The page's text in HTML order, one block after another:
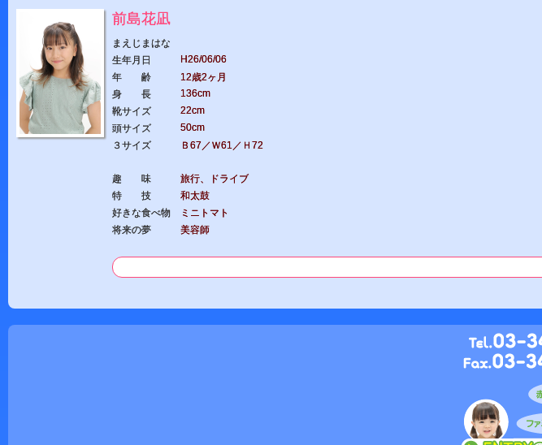
前島花凪
まえじまはな
生年月日
H26/06/06
年 齢
12歳2ヶ月
身 長
136cm
靴サイズ
22cm
頭サイズ
50cm
３サイズ
Ｂ67／Ｗ61／Ｈ72
趣 味
旅行、ドライブ
特 技
和太鼓
好きな食べ物
ミニトマト
将来の夢
美容師